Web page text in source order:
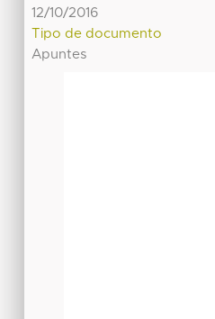
12/10/2016
Tipo de documento
Apuntes